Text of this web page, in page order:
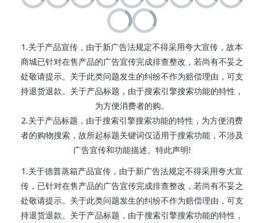
1.关于产品宣传，由于新广告法规定不得采用夸大宣传，故本
商城已针对在售产品的广告宜传完成排查整改，若尚有不妥之
处敬请提示。关于此类问题发生的纠纷不作为赔偿理由，可支
持退货退款。关于产品标题，由于搜索引擎搜索功能的特性，
为方便消费者的购。
2.关于产品标题，由于搜索引擎搜索功能的特性，为方便消费
者的购物搜索，故所起标题关键词仅适用于搜索功能，不涉及
广告宜传和功能描述。特此声明!
1.关于德普蒸箱产品宣传，由于新广告法规定不得采用夸大宣
传，已针对在售产品的广告宜传完成排查整改，若尚有不妥之
处敬请提示。关于此类问题发生的纠纷不作为赔偿理由，可支
持退货退款。关于产品标题，由于搜索引擎搜索功能的特性，